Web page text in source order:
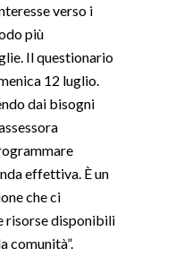
verso i
più
Il questionario
12 luglio.
dai bisogni
effettiva. È un
che ci
risorse disponibili
comunità”.